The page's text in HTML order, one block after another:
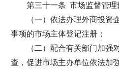
第三十一条 市场监督管理
（一）依法办理外商投资
事项的市场主体登记注册；
（二）配合有关部门加强
查，促进市场主办单位依法加